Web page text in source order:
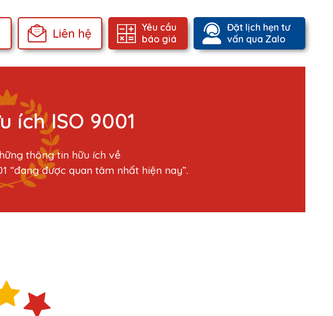
Liên hệ
Yêu cầu
báo giá
Đặt lịch hẹn tư
vấn qua Zalo
ích ISO 9001
thông tin hữu ích về
“đang được quan tâm nhất hiện nay”.